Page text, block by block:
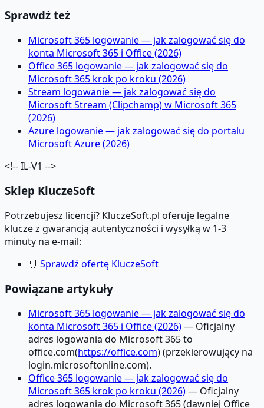
Sprawdź też
Microsoft 365 logowanie — jak zalogować się do
konta Microsoft 365 i Office (2026)
Office 365 logowanie — jak zalogować się do
Microsoft 365 krok po kroku (2026)
Stream logowanie — jak zalogować się do
Microsoft Stream (Clipchamp) w Microsoft 365
(2026)
Azure logowanie — jak zalogować się do portalu
Microsoft Azure (2026)
<!-- IL-V1 -->
Sklep KluczeSoft
Potrzebujesz licencji? KluczeSoft.pl oferuje legalne
klucze z gwarancją autentyczności i wysyłką w 1-3
minuty na e-mail:
🛒 Sprawdź ofertę KluczeSoft
Powiązane artykuły
Microsoft 365 logowanie — jak zalogować się do
konta Microsoft 365 i Office (2026)— Oficjalny
adres logowania do Microsoft 365 to
office.com(https://office.com) (przekierowujący na
login.microsoftonline.com).
Office 365 logowanie — jak zalogować się do
Microsoft 365 krok po kroku (2026)— Oficjalny
adres logowania do Microsoft 365 (dawniej Office